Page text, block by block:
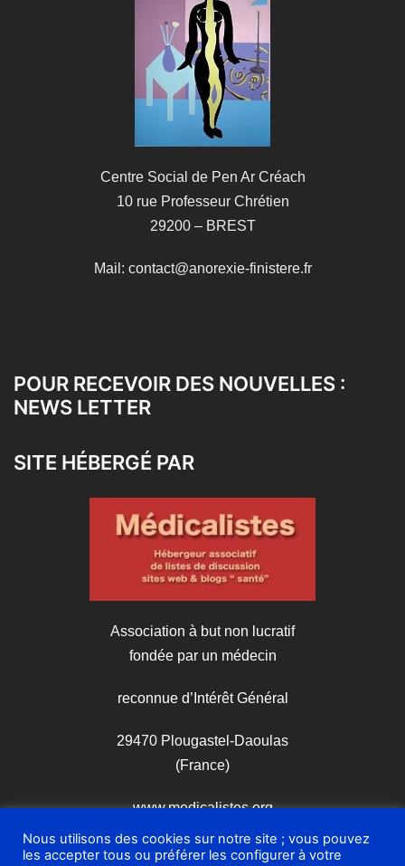
Centre Social de Pen Ar Créach
10 rue Professeur Chrétien
29200 – BREST
Mail: contact@anorexie-finistere.fr
POUR RECEVOIR DES NOUVELLES :
NEWS LETTER
SITE HÉBERGÉ PAR
Association à but non lucratif
fondée par un médecin
reconnue d’Intérêt Général
29470 Plougastel-Daoulas
(France)
www.medicalistes.org
Nous utilisons des cookies sur notre site ; vous pouvez
les accepter tous ou préférer les configurer à votre